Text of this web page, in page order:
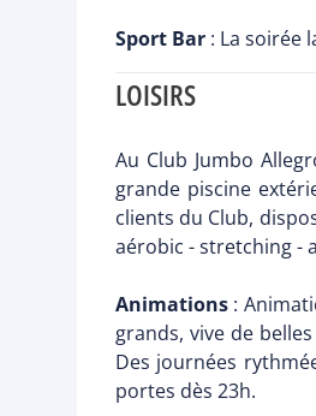
Sport Bar : La soirée
LOISIRS
Au Club Jumbo
grande piscine
clients du Club,
aérobic - stretching -
Animations :
grands, vive de
Des journées
portes dès 23h.